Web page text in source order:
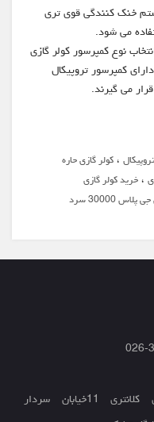
خنک کنندگی قوی تری
می شود.
نوع کمپرسور کولر گازی
کمپرسور تروپیکال
می گیرند.
،کولر گازی حاره
،خرید کولر گازی
کولر گازی جی پلاس 30000 سرد
کرج - خیابان بهشتی روبروی کلانتری 11خیابان سردار